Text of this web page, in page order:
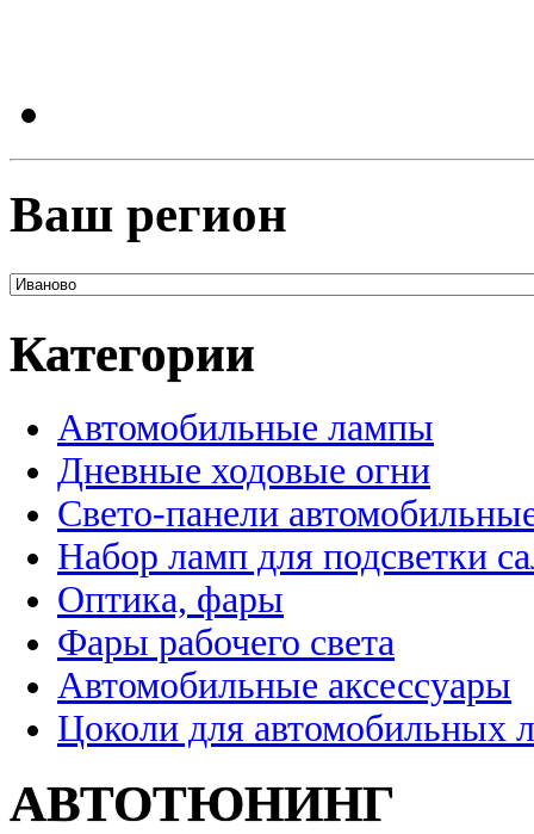
Ваш регион
Категории
Автомобильные лампы
Дневные ходовые огни
Свето-панели
Набор ламп для подсветки
Оптика, фары
Фары рабочего света
Автомобильные аксессуары
Цоколи для автомобильных
АВТОТЮНИНГ